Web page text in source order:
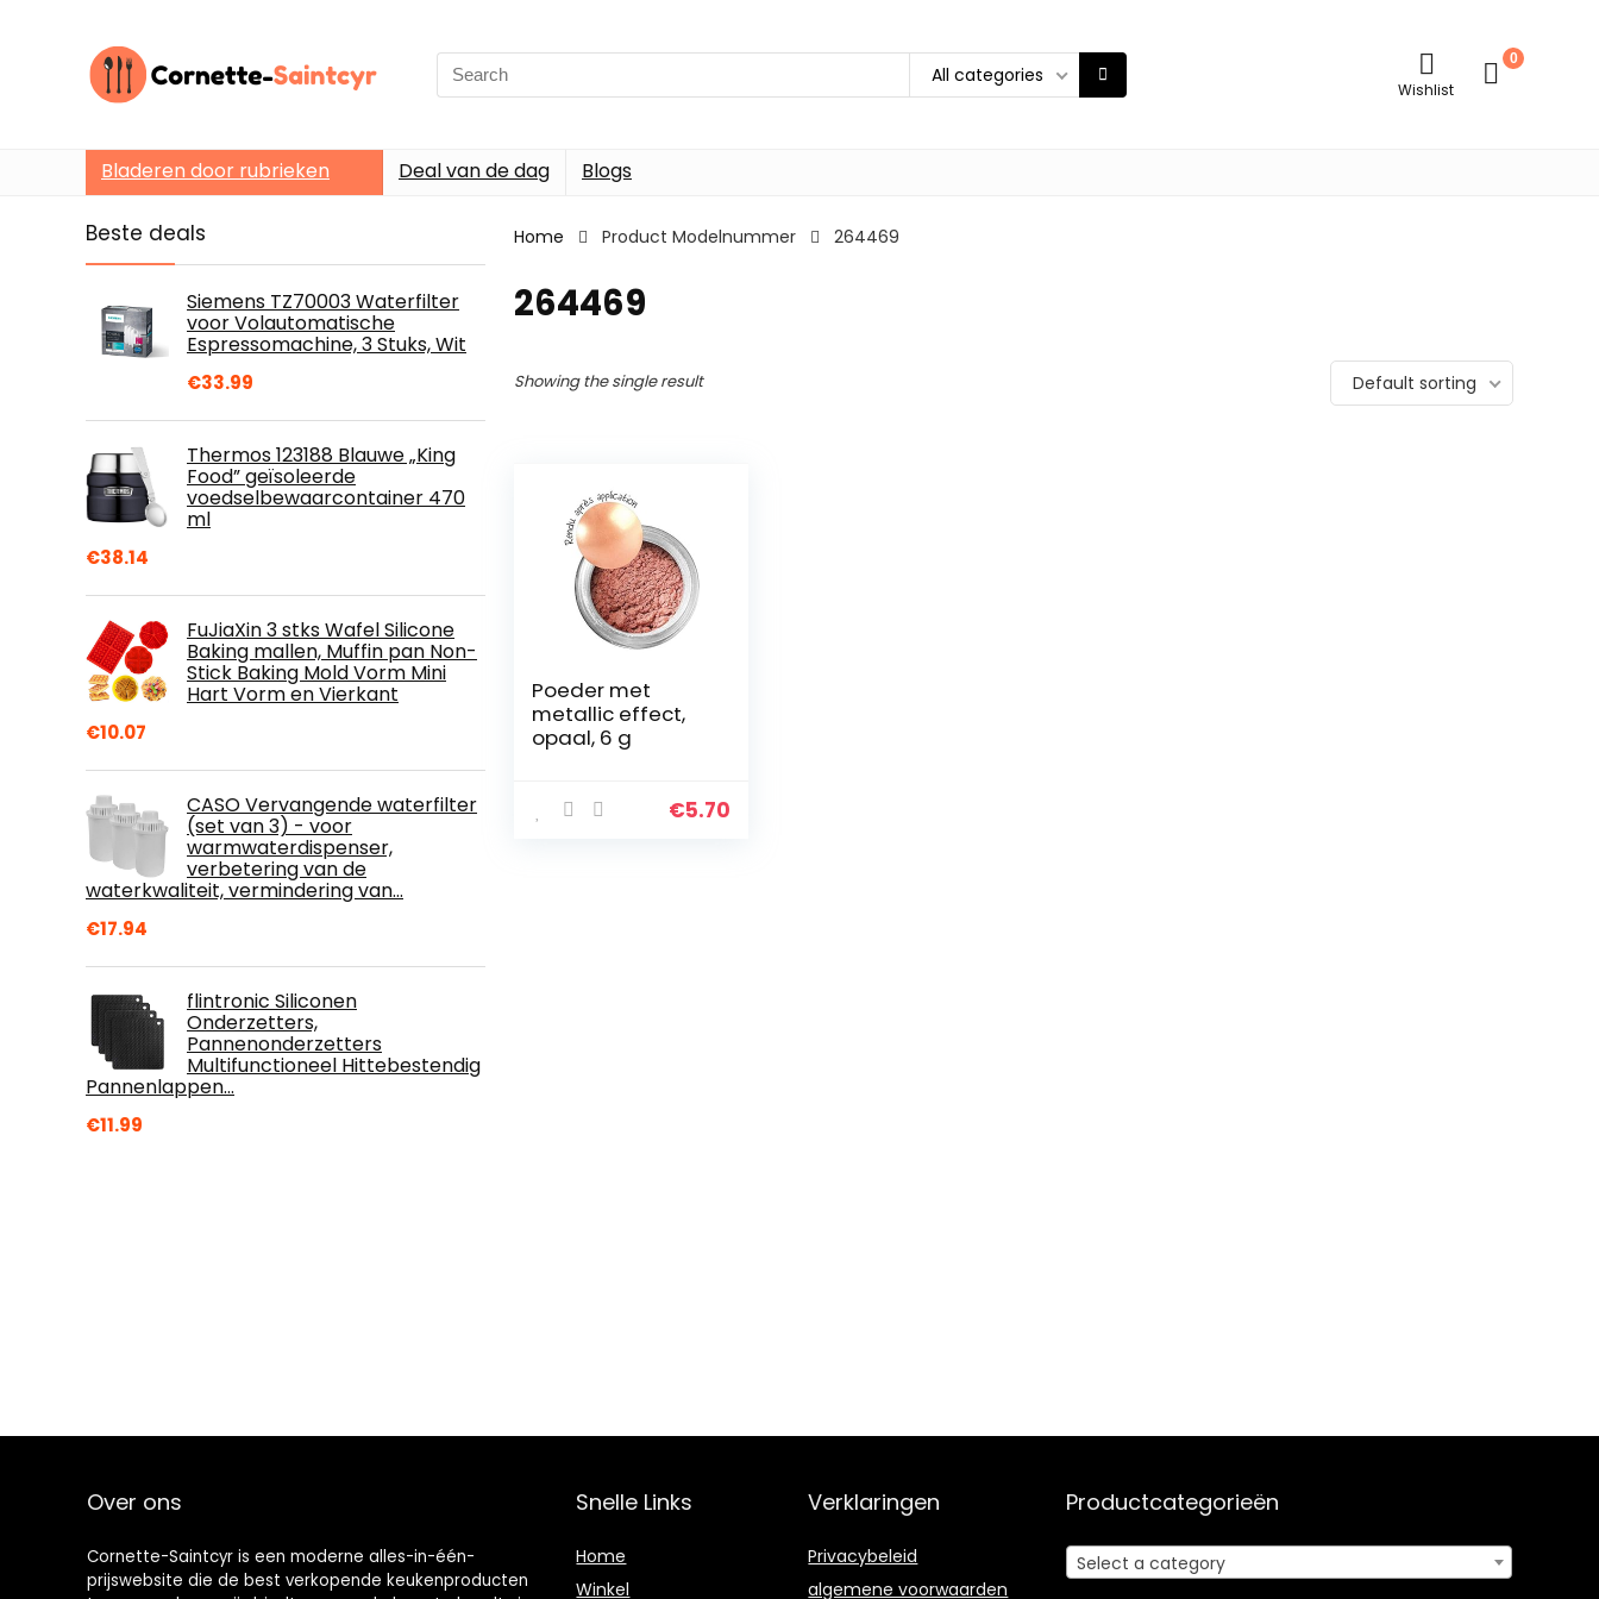
Search
for:
All categories
Wishlist
0
Bladeren door rubrieken Deal van de dag Blogs
Beste deals
Siemens TZ70003 Waterfilter
voor Volautomatische
Espressomachine, 3 Stuks, Wit
€33.99
Thermos 123188 Blauwe „King
Food” geïsoleerde
voedselbewaarcontainer 470
ml
€38.14
FuJiaXin 3 stks Wafel Silicone
Baking mallen, Muffin pan Non-
Stick Baking Mold Vorm Mini
Hart Vorm en Vierkant
€10.07
CASO Vervangende waterfilter
(set van 3) - voor
warmwaterdispenser,
verbetering van de
waterkwaliteit, vermindering van…
€17.94
flintronic Siliconen
Onderzetters,
Pannenonderzetters
Multifunctioneel Hittebestendig
Pannenlappen…
€11.99
Home Product Modelnummer 264469
264469
Showing the single result Default sorting
Poeder met
metallic effect,
opaal, 6 g
€5.70
Over ons
Cornette-Saintcyr is een moderne alles-in-één-
prijswebsite die de best verkopende keukenproducten
Snelle Links
Home
Winkel
Verklaringen
Privacybeleid
algemene voorwaarden
Productcategorieën
Select a category